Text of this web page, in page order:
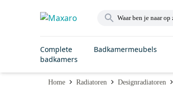
Complete
badkamers
Badkamermeubels
Home Radiatoren Designradiatoren